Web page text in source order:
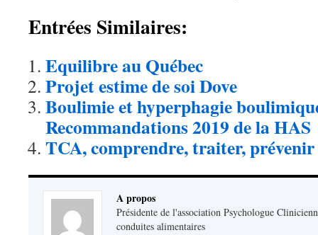
Entrées Similaires:
Equilibre au Québec
Projet estime de soi Dove
Boulimie et hyperphagie
Recommandations 2019 de la HAS
TCA, comprendre, traiter, prévenir
A propos
Présidente de l'association Psychologue
conduites alimentaires